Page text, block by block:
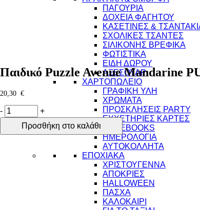
ΠΑΓΟΥΡΙΑ
ΔΟΧΕΙΑ ΦΑΓΗΤΟΥ
ΚΑΣΕΤΙΝΕΣ &
ΣΧΟΛΙΚΕΣ ΤΣΑΝΤΕΣ
ΣΙΛΙΚΟΝΗΣ ΒΡΕΦΙΚΑ
ΦΩΤΙΣΤΙΚΑ
ΕΙΔΗ ΔΩΡΟΥ
ΑΞΕΣΟΥΑΡ
ΧΑΡΤΟΠΩΛΕΙΟ
ΓΡΑΦΙΚΗ ΥΛΗ
ΧΡΩΜΑΤΑ
ΠΡΟΣΚΛΗΣΕΙΣ PARTY
ΕΥΧΕΤΗΡΙΕΣ ΚΑΡΤΕΣ
NOTEBOOKS
ΗΜΕΡΟΛΟΓΙΑ
ΑΥΤΟΚΟΛΛΗΤΑ
ΕΠΟΧΙΑΚΑ
ΧΡΙΣΤΟΥΓΕΝΝΑ
ΑΠΟΚΡΙΕΣ
HALLOWEEN
ΠΑΣΧΑ
ΚΑΛΟΚΑΙΡΙ
Παιδικό Puzzle Avenue Mandarine
20,30 €
Παιδικό
Puzzle
Avenue
Mandarine
-
+
Προσθήκη στο καλάθι